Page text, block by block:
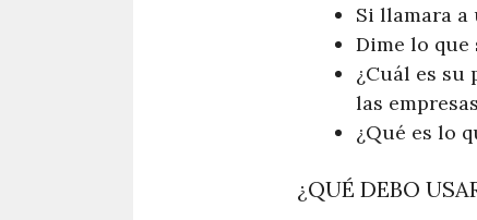
Si llamara a
Dime lo que
¿Cuál es
las
¿Qué es lo
¿QUÉ DEBO